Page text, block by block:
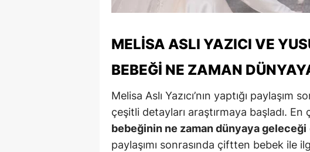
Nevşehir
Niğde
Ordu
Sakarya
Samsun
MELISA ASLI YAZICI VE
BEBEĞI NE ZAMAN
Melisa Aslı Yazıcı’nın yaptığı
çeşitli detayları araştırmaya başladı.
bebeğinin ne zaman dünyaya geleceği
paylaşımı sonrasında çiftten bebek ile